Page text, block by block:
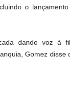
o lançamento
dando voz à
Gomez disse